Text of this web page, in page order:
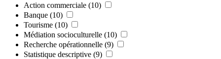
Action commerciale (10)
Banque (10)
Tourisme (10)
Médiation socioculturelle (10)
Recherche opérationnelle (9)
Statistique descriptive (9)